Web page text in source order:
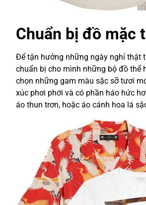
Chuẩn bị đồ mặc
Để tận hưởng những ngày nghỉ thật
chuẩn bị cho mình những bộ đồ thể
chọn những gam màu sặc sỡ tươi
xúc phơi phới và có phần háo hức
áo thun trơn, hoặc áo cánh hoa lá